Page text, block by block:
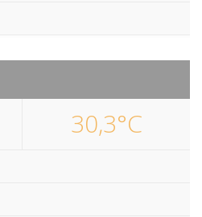
30,3°C